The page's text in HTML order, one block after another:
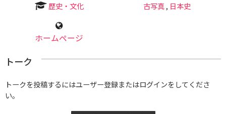
歴史・文化 古写真, 日本史
ホームページ
トーク
トークを投稿するにはユーザー登録またはログインをしてくださ
い。